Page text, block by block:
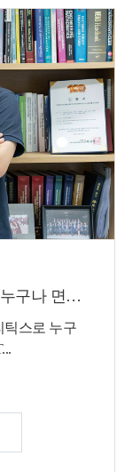
면역세포 측정 플랫폼 셀리틱스로 누구나 면역 관리하는 시대 열 것
틱스로 누구